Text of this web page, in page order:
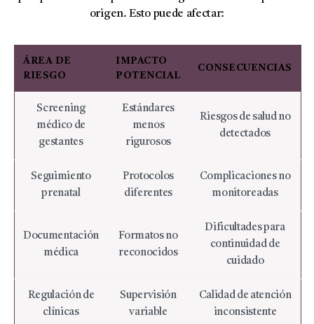
origen. Esto puede afectar:
ÁREA DE
RIESGO
IMPACTO
POTENCIAL
CONSECUENCIAS
Screening
médico de
gestantes
Estándares
menos
rigurosos
Riesgos de salud no
detectados
Seguimiento
prenatal
Protocolos
diferentes
Complicaciones no
monitoreadas
Documentación
médica
Formatos no
reconocidos
Dificultades para
continuidad de
cuidado
Regulación de
clínicas
Supervisión
variable
Calidad de atención
inconsistente